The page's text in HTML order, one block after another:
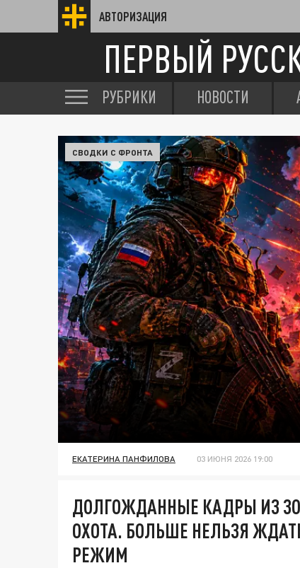
АВТОРИЗАЦИЯ
ПЕРВЫЙ
РУБРИКИ НОВОСТИ
СВОДКИ С ФРОНТА
ЕКАТЕРИНА ПАНФИЛОВА 03 ИЮНЯ 2026 19:00
ДОЛГОЖДАННЫЕ КАДРЫ ИЗ
ОХОТА. БОЛЬШЕ НЕЛЬЗЯ
РЕЖИМ